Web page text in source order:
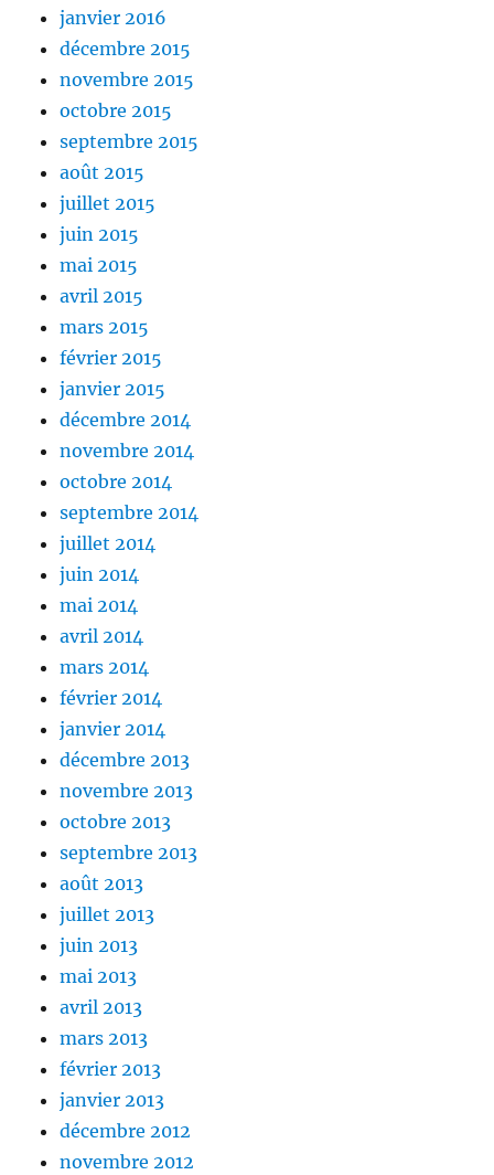
janvier 2016
décembre 2015
novembre 2015
octobre 2015
septembre 2015
août 2015
juillet 2015
juin 2015
mai 2015
avril 2015
mars 2015
février 2015
janvier 2015
décembre 2014
novembre 2014
octobre 2014
septembre 2014
juillet 2014
juin 2014
mai 2014
avril 2014
mars 2014
février 2014
janvier 2014
décembre 2013
novembre 2013
octobre 2013
septembre 2013
août 2013
juillet 2013
juin 2013
mai 2013
avril 2013
mars 2013
février 2013
janvier 2013
décembre 2012
novembre 2012